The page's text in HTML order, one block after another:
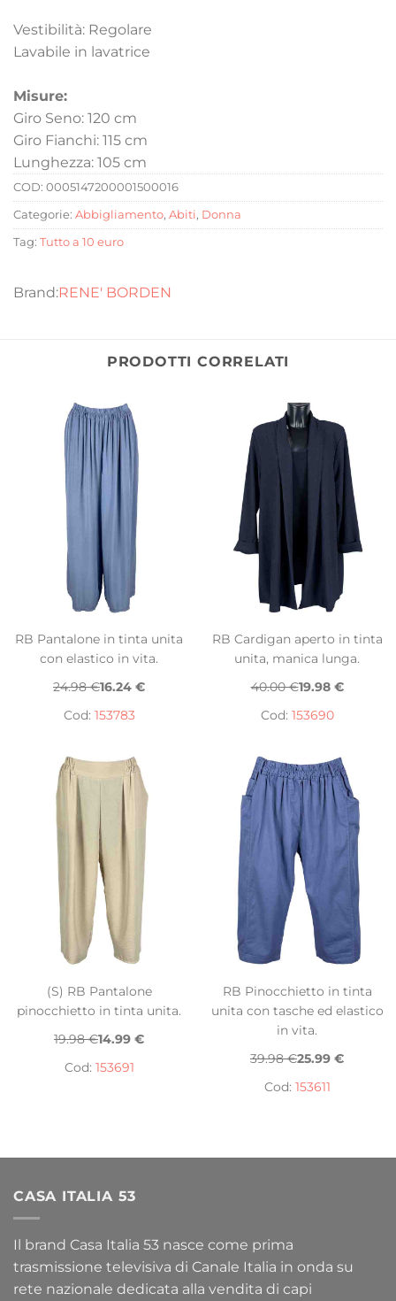
Vestibilità: Regolare
Lavabile in lavatrice
Misure:
Giro Seno: 120 cm
Giro Fianchi: 115 cm
Lunghezza: 105 cm
COD: 0005147200001500016
Categorie: Abbigliamento, Abiti, Donna
Tag: Tutto a 10 euro
RENE' BORDEN
PRODOTTI CORRELATI
RB Pantalone in tinta unita
con elastico in vita.
24.98 €16.24 €
Cod: 153783
RB Cardigan aperto in tinta
unita, manica lunga.
40.00 €19.98 €
Cod: 153690
(S) RB Pantalone
pinocchietto in tinta unita.
19.98 €14.99 €
Cod: 153691
RB Pinocchietto in tinta
unita con tasche ed elastico
in vita.
39.98 €25.99 €
Cod: 153611
CASA ITALIA 53
Il brand Casa Italia 53 nasce come prima
trasmissione televisiva di Canale Italia in onda su
rete nazionale dedicata alla vendita di capi